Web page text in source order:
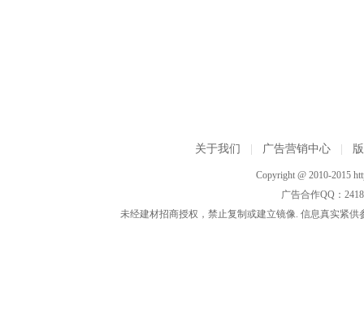
关于我们 广告营销中心
Copyright @ 2010-2015
广告合作QQ：
未经建材招商授权，禁止复制或建立镜像. 信息真实紧